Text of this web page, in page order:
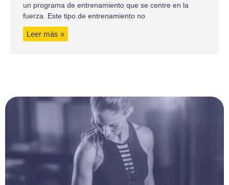
un programa de entrenamiento que se centre en la
fuerza. Este tipo de entrenamiento no
Leer más »